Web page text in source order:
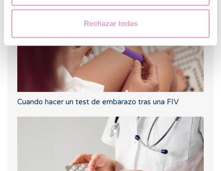
Rechazar todas
Cuando hacer un test de embarazo tras una FIV